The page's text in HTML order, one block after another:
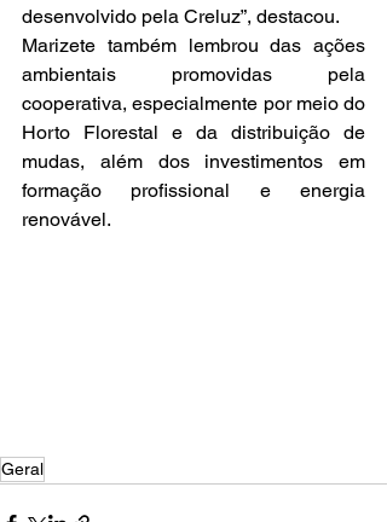
desenvolvido pela Creluz”, destacou.
Marizete também lembrou das ações
ambientais promovidas pela
cooperativa, especialmente por meio do
Horto Florestal e da distribuição de
mudas, além dos investimentos em
formação profissional e energia
renovável.
Geral